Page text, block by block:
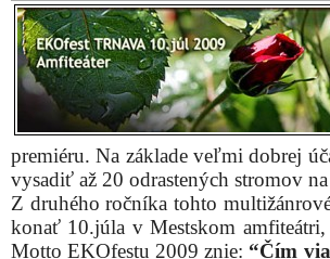
premiéru. Na základe veľmi dobrej
vysadiť až 20 odrastených stromov
Z druhého ročníka tohto
konať 10.júla v Mestskom
Motto EKOfestu 2009 znie: “Čím